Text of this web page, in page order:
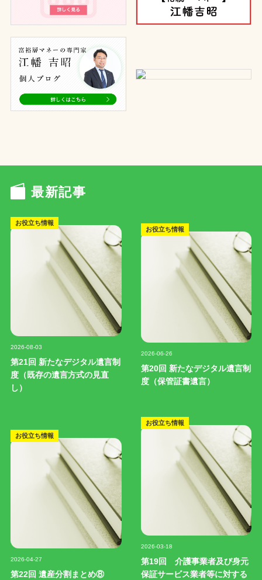
最新記事
お役立ち情報
2026-08-03
第21回 新たなデジタル遺言制
度（既存の遺言方式の見直
し）
お役立ち情報
2026-06-26
第20回 新たなデジタル遺言制
度（保管証書遺言）
お役立ち情報
2026-04-27
第22回 遺産分割まとめ⑧
お役立ち情報
2026-03-18
第19回 介護事業者及び身元
保証サービス業者等に対する